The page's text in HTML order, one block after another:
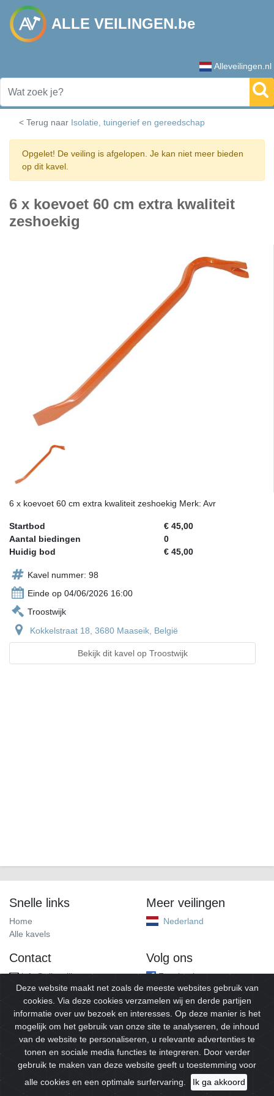
ALLE VEILINGEN.be
Alleveilingen.nl
< Terug naar Isolatie, tuingerief en gereedschap
Opgelet! De veiling is afgelopen. Je kan niet meer bieden
op dit kavel.
6 x koevoet 60 cm extra kwaliteit
zeshoekig
6 x koevoet 60 cm extra kwaliteit zeshoekig Merk: Avr
Startbod
€ 45,00
Aantal biedingen
0
Huidig bod
€ 45,00
Kavel nummer: 98
Einde op 04/06/2026 16:00
Troostwijk
Kokkelstraat 18, 3680 Maaseik, België
Bekijk dit kavel op Troostwijk
Snelle links
Home
Alle kavels
Meer veilingen
Nederland
Contact
info@alleveilingen.net
Volg ons
Facebook
© 2026Alleveilingen.Alle rechten voorbehouden.
Deze website maakt net zoals de meeste websites gebruik van
cookies. Via deze cookies verzamelen wij en derde partijen
informatie over uw bezoek en interesses. Op deze manier is het
mogelijk om het gebruik van onze site te analyseren, de inhoud
van de website te personaliseren, u relevante advertenties te
tonen en sociale media functies te integreren. Door verder
gebruik te maken van deze website geeft u toestemming voor
alle cookies en een optimale surfervaring.
Ik ga akkoord